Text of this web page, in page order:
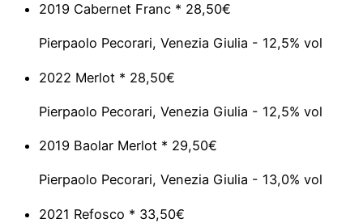
2019 Cabernet Franc * 28,50€
Pierpaolo Pecorari, Venezia Giulia - 12,5% vol
2022 Merlot * 28,50€
Pierpaolo Pecorari, Venezia Giulia - 12,5% vol
2019 Baolar Merlot * 29,50€
Pierpaolo Pecorari, Venezia Giulia - 13,0% vol
2021 Refosco * 33,50€